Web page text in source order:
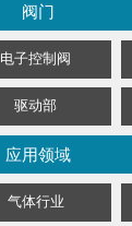
阀门
电子控制阀
驱动部
应用领域
气体行业